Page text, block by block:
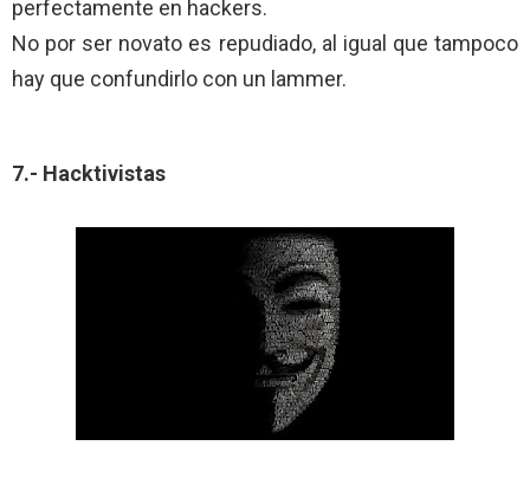
perfectamente en hackers.
No por ser novato es repudiado, al igual que tampoco
hay que confundirlo con un lammer.
7.- Hacktivistas